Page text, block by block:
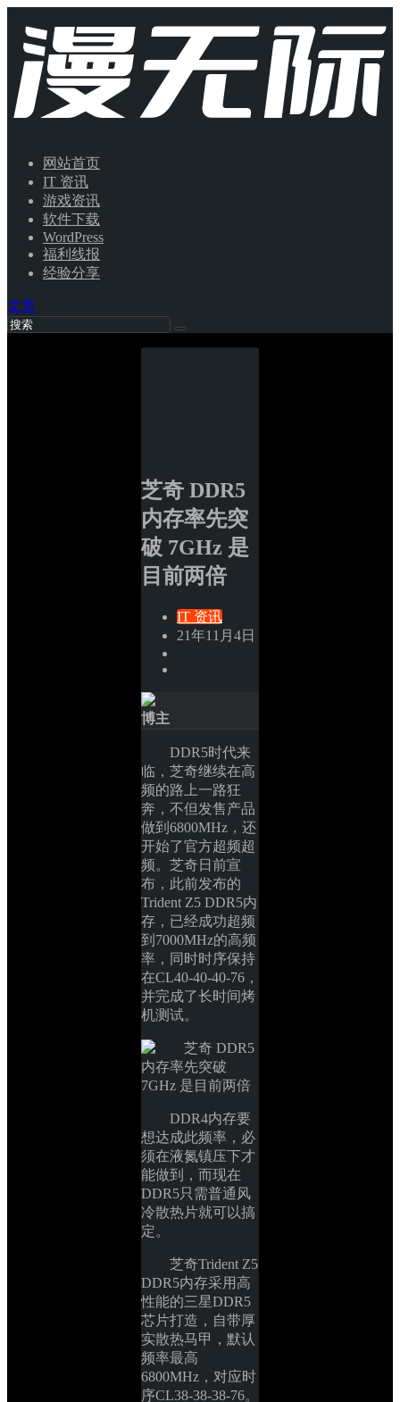
网站首页
IT 资讯
游戏资讯
软件下载
WordPress
福利线报
经验分享
文章
芝奇 DDR5
内存率先突
破 7GHz 是
目前两倍
IT 资讯
21年11月4日
博主
DDR5时代来
临，芝奇继续在高
频的路上一路狂
奔，不但发售产品
做到6800MHz，还
开始了官方超频超
频。芝奇日前宣
布，此前发布的
Trident Z5 DDR5内
存，已经成功超频
到7000MHz的高频
率，同时时序保持
在CL40-40-40-76，
并完成了长时间烤
机测试。
DDR4内存要
想达成此频率，必
须在液氮镇压下才
能做到，而现在
DDR5只需普通风
冷散热片就可以搞
定。
芝奇Trident Z5
DDR5内存采用高
性能的三星DDR5
芯片打造，自带厚
实散热马甲，默认
频率最高
6800MHz，对应时
序CL38-38-38-76。